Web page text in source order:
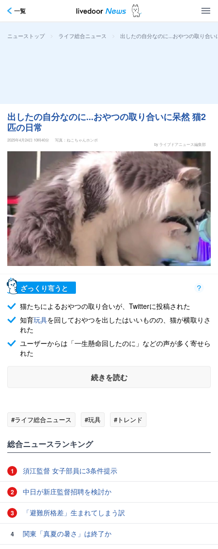
一覧
ニューストップ > ライフ総合ニュース > 出したの自分なのに...おやつの取り合い
出したの自分なのに...おやつの取り合いに呆然 猫2
匹の日常
2025年4月24日 10時40分
写真：ねこちゃんホンポ
by ライブドアニュース編集部
ざっくり言うと
猫たちによるおやつの取り合いが、Twitterに投稿された
知育玩具を回しておやつを出したはいいものの、猫が横取りさ
れた
ユーザーからは「一生懸命回したのに」などの声が多く寄せら
れた
続きを読む
#ライフ総合ニュース #玩具 #トレンド
総合ニュースランキング
1 須江監督 女子部員に3条件提示
2 中日が新庄監督招聘を検討か
3 「避難所格差」生まれてしまう訳
4 関東「真夏の暑さ」は終了か